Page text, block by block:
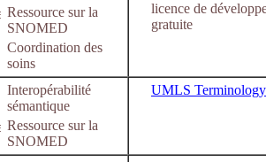
Ressource sur la
SNOMED
Coordination des
soins
licence de
gratuite
Interopérabilité
sémantique
Ressource sur la
SNOMED
UMLS